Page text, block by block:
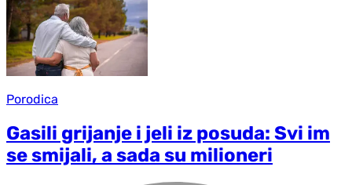
Porodica
Gasili grijanje i jeli iz posuda: Svi im
se smijali, a sada su milioneri